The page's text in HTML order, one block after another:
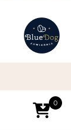
0